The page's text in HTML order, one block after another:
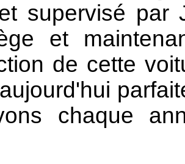
supervisé par
et
de cette
chaque